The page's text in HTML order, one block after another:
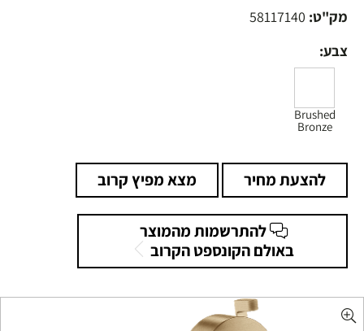
מק"ט: 58117140
צבע:
Brushed
Bronze
להצעת מחיר מצא מפיץ קרוב
להתרשמות מהמוצר
באולם הקונספט הקרוב